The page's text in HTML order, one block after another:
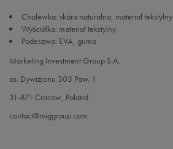
44 28,5 cm
44,5 29 cm
45,5 30 cm
Cholewka: skóra naturalna, materiał tekstylny
Wyściółka: materiał tekstylny
Podeszwa: EVA, guma
Marketing Investment Group S.A.
os. Dywizjonu 303 Paw. 1
31-871 Cracow, Poland
contact@miggroup.com